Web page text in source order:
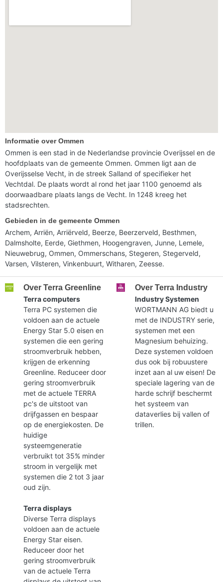
Informatie over Ommen
Ommen is een stad in de Nederlandse provincie Overijssel en de
hoofdplaats van de gemeente Ommen. Ommen ligt aan de
Overijsselse Vecht, in de streek Salland of specifieker het
Vechtdal. De plaats wordt al rond het jaar 1100 genoemd als
doorwaadbare plaats langs de Vecht. In 1248 kreeg het
stadsrechten.
Gebieden in de gemeente Ommen
Archem, Arriën, Arriërveld, Beerze, Beerzerveld, Besthmen,
Dalmsholte, Eerde, Giethmen, Hoogengraven, Junne, Lemele,
Nieuwebrug, Ommen, Ommerschans, Stegeren, Stegerveld,
Varsen, Vilsteren, Vinkenbuurt, Witharen, Zeesse.
Over Terra Greenline
Terra computers
Terra PC systemen die
voldoen aan de actuele
Energy Star 5.0 eisen en
systemen die een gering
stroomverbruik hebben,
krijgen de erkenning
Greenline. Reduceer door
gering stroomverbruik
met de actuele TERRA
pc's de uitstoot van
drijfgassen en bespaar
op de energiekosten. De
huidige
systeemgeneratie
verbruikt tot 35% minder
stroom in vergelijk met
systemen die 2 tot 3 jaar
oud zijn.
Terra displays
Diverse Terra displays
voldoen aan de actuele
Energy Star eisen.
Reduceer door het
gering stroomverbruik
van de actuele Terra
Over Terra Industry
Industry Systemen
WORTMANN AG biedt u
met de INDUSTRY serie,
systemen met een
Magnesium behuizing.
Deze systemen voldoen
dus ook bij robuustere
inzet aan al uw eisen! De
speciale lagering van de
harde schrijf beschermt
het systeem van
dataverlies bij vallen of
trillen.